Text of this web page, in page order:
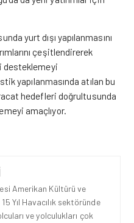
yurt dışı yapılanmasını
çeşitlendirerek
desteklemeyi
yapılanmasında atılan bu
hedefleri doğrultusunda
amaçlıyor.
Amerikan Kültürü ve
Yıl Havacılık sektöründe
ve yolculukları çok